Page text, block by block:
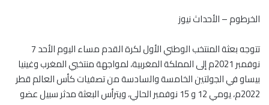
الخرطوم – الأحداث نيوز
تتوجه بعثة المنتخب الوطني الأول لكرة القدم مساء اليوم الأحد 7
نوفمبر 2021م إلى المملكة المغربية، لمواجهة منتخبي المغرب وغينيا
بيساو في الجولتين الخامسة والسادسة من تصفيات كأس العالم قطر
2022م، يومي 12 و 15 نوفمبر الحالي، ويترأس البعثة مدثر سبيل عضو